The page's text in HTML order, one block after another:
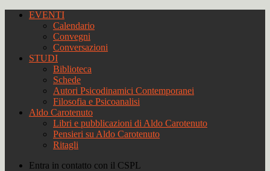
EVENTI
Calendario
Convegni
Conversazioni
STUDI
Biblioteca
Schede
Autori Psicodinamici Contemporanei
Filosofia e Psicoanalisi
Aldo Carotenuto
Libri e pubblicazioni di Aldo Carotenuto
Pensieri su Aldo Carotenuto
Ritagli
Entra in contatto con il CSPL